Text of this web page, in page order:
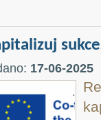
17-06-2025